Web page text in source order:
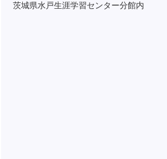
茨城県水戸生涯学習センター分館内